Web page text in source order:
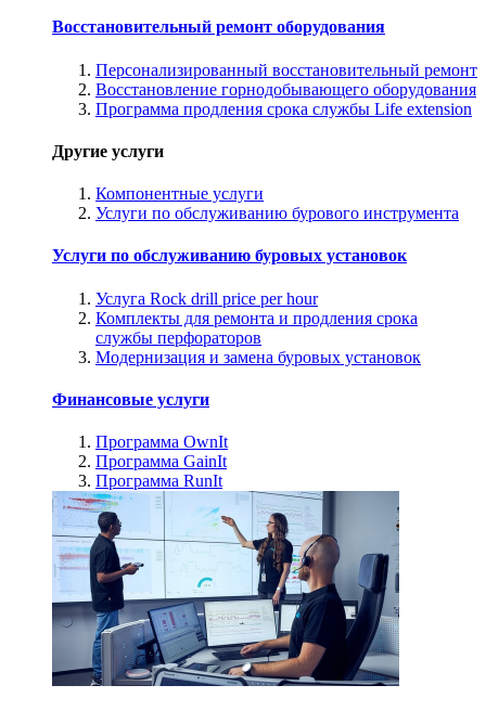
Восстановительный ремонт оборудования
Персонализированный восстановительный ремонт
Восстановление горнодобывающего оборудования
Программа продления срока службы Life extension
Другие услуги
Компонентные услуги
Услуги по обслуживанию бурового инструмента
Услуги по обслуживанию буровых установок
Услуга Rock drill price per hour
Комплекты для ремонта и продления срока
службы перфораторов
Модернизация и замена буровых установок
Финансовые услуги
Программа OwnIt
Программа GainIt
Программа RunIt